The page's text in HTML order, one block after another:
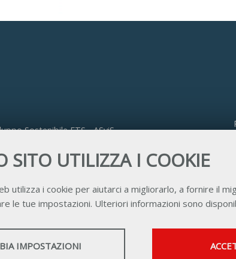
SITO UTILIZZA I COOKIE
utilizza i cookie per aiutarci a migliorarlo, a fornire il
le tue impostazioni. Ulteriori informazioni sono
SERVIZI
IMPOSTAZIONI
Sostenibile ETS - ASviS
Contatti